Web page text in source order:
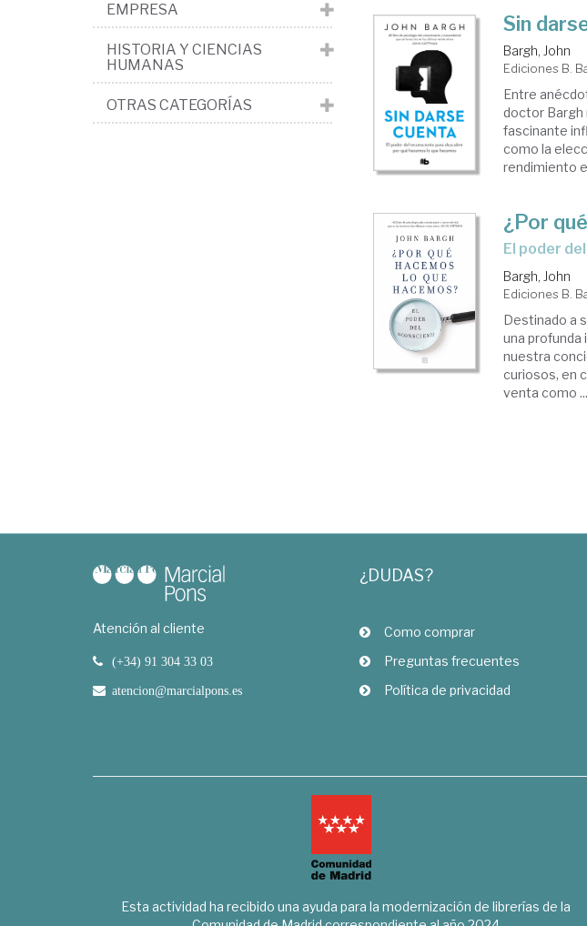
Sin
Bargh, John
Ediciones B.
Entre
doctor Bargh
fascinante
como la
rendimiento
¿Por
el poder
Bargh, John
Ediciones B.
Destinado a
una profunda
nuestra
curiosos, en
venta como ...
EMPRESA
HISTORIA Y CIENCIAS
HUMANAS
OTRAS CATEGORÍAS
Atención al cliente
(+34) 91 304 33 03
atencion@marcialpons.es
¿DUDAS?
Como comprar
Preguntas frecuentes
Política de privacidad
Esta actividad ha recibido una ayuda para la modernización de librerías de la